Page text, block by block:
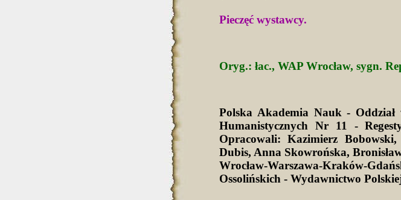
Pieczęć wystawcy.
Oryg.: łac., WAP Wrocław, sygn.
Polska Akademia Nauk -
Humanistycznych Nr 11 -
Opracowali: Kazimierz
Dubis, Anna Skowrońska,
Wrocław-Warszawa-Kraków-
Ossolińskich - Wydawnictwo